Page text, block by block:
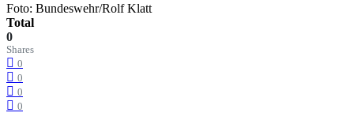
Foto: Bundeswehr/Rolf Klatt
Total
0
Shares
0
0
0
0